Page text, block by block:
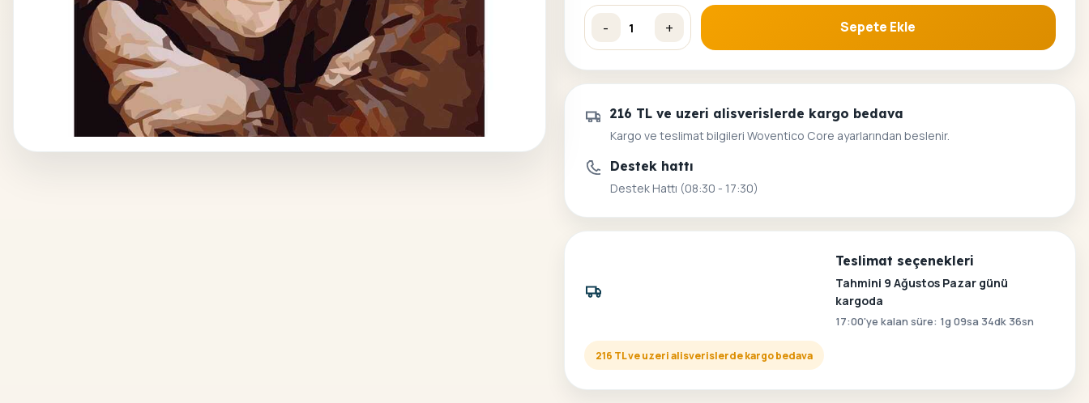
-
Sevgi Çınarı Sayılarla Boyama Seti adet
+ Sepete Ekle
216 TL ve uzeri alisverislerde kargo bedava
Kargo ve teslimat bilgileri Woventico Core ayarlarından beslenir.
Destek hattı
Destek Hattı (08:30 - 17:30)
Teslimat seçenekleri
Tahmini 9 Ağustos Pazar günü
kargoda
17:00'ye kalan süre: 1g 09sa 34dk 35sn
216 TL ve uzeri alisverislerde kargo bedava